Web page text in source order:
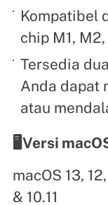
Kompatibel
chip M1,
Tersedia
Anda dapat
atau
🖥️Versi
macOS 13,
& 10.11